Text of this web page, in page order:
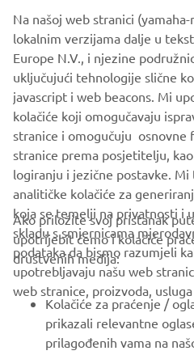
Pairing
Riding Log
Other
CORPORATE
FOR BUSINESS
MORE YAMAHA
Na našoj web stranici
lokalnim verzijama dalje u
Europe N.V., i njezine
uključujući tehnologije slične
javascript i web beacons. Mi
kolačiće koji omogučavaju
stranice i omogučuju osnovne
stranice prema posjetitelju,
logiranju i jezične postavke.
analitičke kolačiće za
koja se temelji na privatnosti i u
skladu s smjernicama
podataka da bismo razumjeli
upotrebljavaju našu web
web stranice, proizvoda,
Ako priložite svoj pristanak
upotrijebit ćemo i kolačiće
društvenih medija:
Kolačiće za praćenje /
prikazali relevantne
prilagođenih vama na